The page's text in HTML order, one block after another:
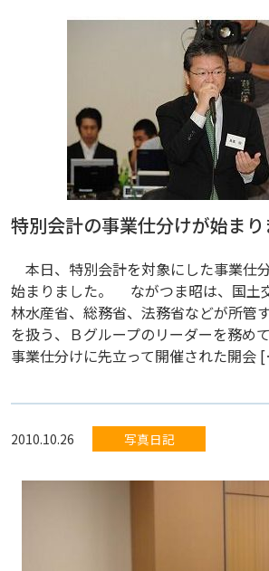
特別会計の事業仕分けが始まり
本日、特別会計を対象にした事業仕
始まりました。 ながつま昭は、国土
林水産省、総務省、法務省などが所管
を扱う、Ｂグループのリーダーを務め
事業仕分けに先立って開催された開会
2010.10.26 写真日記